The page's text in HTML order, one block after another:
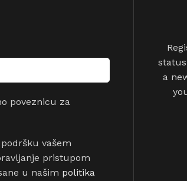
poveznicu za
vašem
pristupom
u našim politika
a